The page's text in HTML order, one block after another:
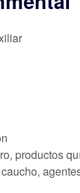
productos